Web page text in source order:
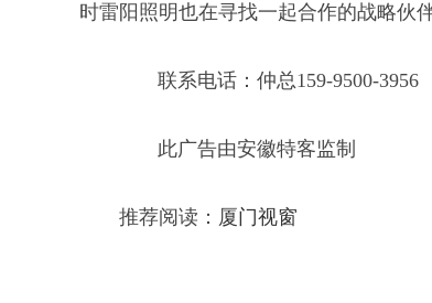
时雷阳照明也在寻找一起合作的战略伙
联系电话：仲总159-9500-3956
此广告由安徽特客监制
推荐阅读： 厦门视窗